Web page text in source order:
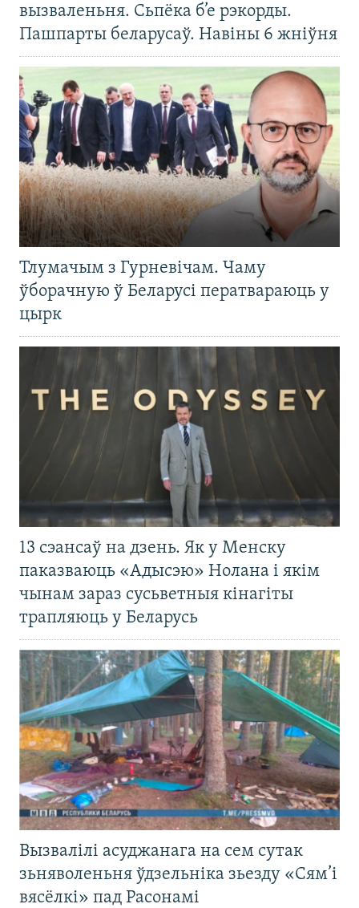
вызваленьня. Сьпёка б’е рэкорды.
Пашпарты беларусаў. Навіны 6 жніўня
Тлумачым з Гурневічам. Чаму
ўборачную ў Беларусі ператвараюць у
цырк
13 сэансаў на дзень. Як у Менску
паказваюць «Адысэю» Нолана і якім
чынам зараз сусьветныя кінагіты
трапляюць у Беларусь
Вызвалілі асуджанага на сем сутак
зьняволеньня ўдзельніка зьезду «Сям’і
вясёлкі» пад Расонамі